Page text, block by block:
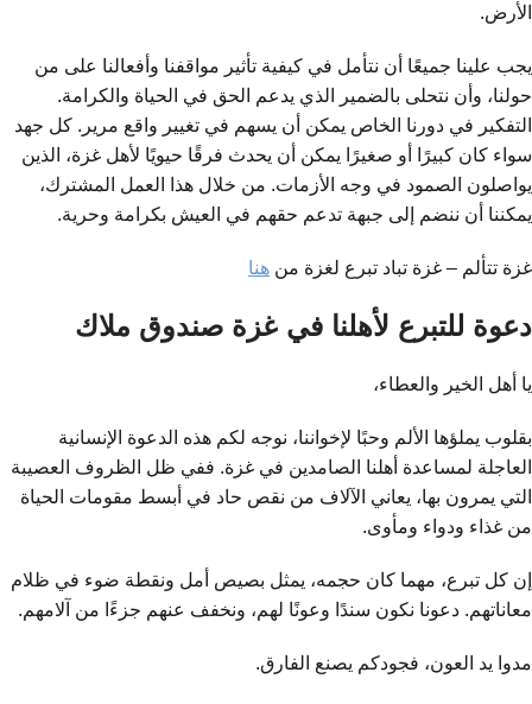
الأرض.
يجب علينا جميعًا أن نتأمل في كيفية تأثير مواقفنا وأفعالنا على من
حولنا، وأن نتحلى بالضمير الذي يدعم الحق في الحياة والكرامة.
التفكير في دورنا الخاص يمكن أن يسهم في تغيير واقع مرير. كل جهد
سواء كان كبيرًا أو صغيرًا يمكن أن يحدث فرقًا حيويًا لأهل غزة، الذين
يواصلون الصمود في وجه الأزمات. من خلال هذا العمل المشترك،
يمكننا أن ننضم إلى جبهة تدعم حقهم في العيش بكرامة وحرية.
غزة تتألم – غزة تباد تبرع لغزة من هنا
دعوة للتبرع لأهلنا في غزة صندوق ملاك
يا أهل الخير والعطاء،
بقلوب يملؤها الألم وحبًا لإخواننا، نوجه لكم هذه الدعوة الإنسانية
العاجلة لمساعدة أهلنا الصامدين في غزة. ففي ظل الظروف العصيبة
التي يمرون بها، يعاني الآلاف من نقص حاد في أبسط مقومات الحياة
من غذاء ودواء ومأوى.
إن كل تبرع، مهما كان حجمه، يمثل بصيص أمل ونقطة ضوء في ظلام
معاناتهم. دعونا نكون سندًا وعونًا لهم، ونخفف عنهم جزءًا من آلامهم.
مدوا يد العون، فجودكم يصنع الفارق.